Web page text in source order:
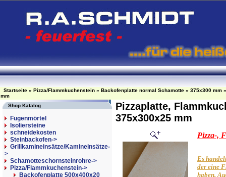
Startseite » Pizza/Flammkuchenstein » Backofenplatte normal Schamotte » 375x300 mm
mm
Shop Katalog
Fugenmörtel
Isoliersteine
schneidekosten
Steinbackofen->
Grillkamineinsätze/Kamineinsätze-
>
Schamotteschornsteinrohre->
Pizza/Flammkuchenstein->
Backofenplatte 500x400x20
Pizzaplatte,
375x300x25 mm
Pizza-,
Es
der eine
haben.